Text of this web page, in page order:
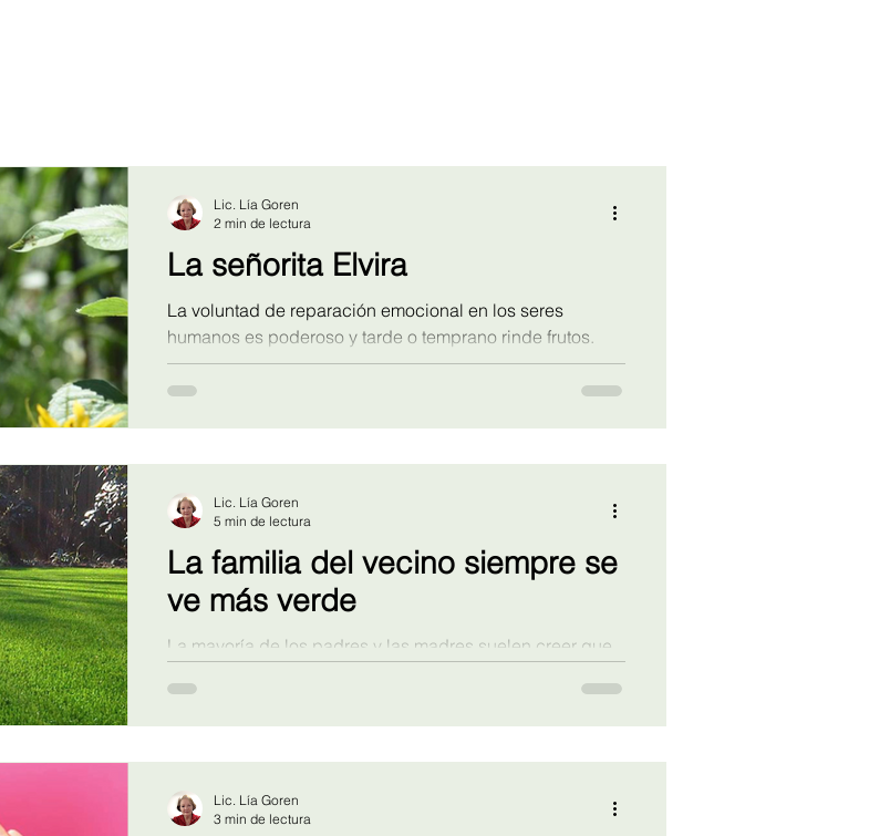
La señorita Elvira
La voluntad de reparación emocional en los seres
humanos es poderoso y tarde o temprano rinde frutos.
Lic. Lía Goren
2 min de lectura
La familia del vecino siempre se
ve más verde
La mayoría de los padres y las madres suelen creer que
que los demás lo tienen todo mucho más resuelto. ¿Es
así?
Lic. Lía Goren
5 min de lectura
Lic. Lía Goren
3 min de lectura